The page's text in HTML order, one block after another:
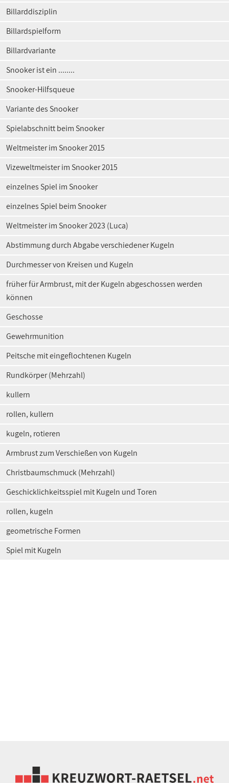
Billarddisziplin
Billardspielform
Billardvariante
Snooker ist ein ........
Snooker-Hilfsqueue
Variante des Snooker
Spielabschnitt beim Snooker
Weltmeister im Snooker 2015
Vizeweltmeister im Snooker 2015
einzelnes Spiel im Snooker
einzelnes Spiel beim Snooker
Weltmeister im Snooker 2023 (Luca)
Abstimmung durch Abgabe verschiedener Kugeln
Durchmesser von Kreisen und Kugeln
früher für Armbrust, mit der Kugeln abgeschossen werden
können
Geschosse
Gewehrmunition
Peitsche mit eingeflochtenen Kugeln
Rundkörper (Mehrzahl)
kullern
rollen, kullern
kugeln, rotieren
Armbrust zum Verschießen von Kugeln
Christbaumschmuck (Mehrzahl)
Geschicklichkeitsspiel mit Kugeln und Toren
rollen, kugeln
geometrische Formen
Spiel mit Kugeln